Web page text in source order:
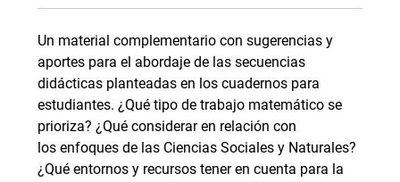
Un material complementario con sugerencias y
aportes para el abordaje de las secuencias
didácticas planteadas en los cuadernos para
estudiantes. ¿Qué tipo de trabajo matemático se
prioriza? ¿Qué considerar en relación con
los enfoques de las Ciencias Sociales y Naturales?
¿Qué entornos y recursos tener en cuenta para la